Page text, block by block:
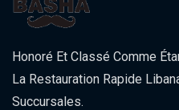
Honoré Et Classé Comme
La Restauration Rapide
Succursales.